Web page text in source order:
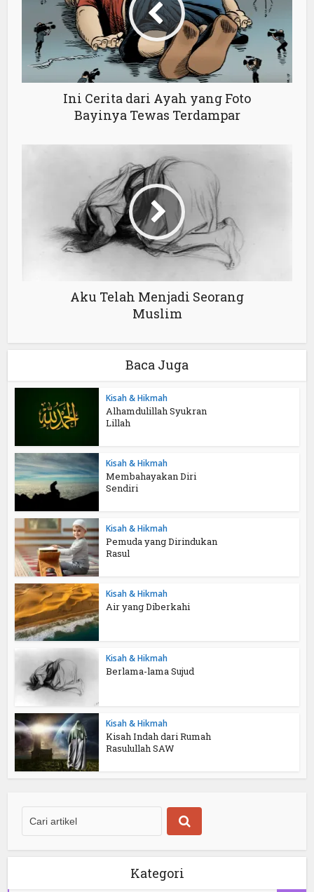
Ini Cerita dari Ayah yang Foto
Bayinya Tewas Terdampar
Aku Telah Menjadi Seorang
Muslim
Baca Juga
Kisah & Hikmah
Alhamdulillah Syukran
Lillah
Kisah & Hikmah
Membahayakan Diri
Sendiri
Kisah & Hikmah
Pemuda yang Dirindukan
Rasul
Kisah & Hikmah
Air yang Diberkahi
Kisah & Hikmah
Berlama-lama Sujud
Kisah & Hikmah
Kisah Indah dari Rumah
Rasulullah SAW
Kategori